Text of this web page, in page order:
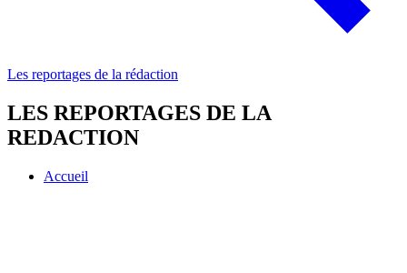
Les reportages de la rédaction
LES REPORTAGES DE LA
REDACTION
Accueil